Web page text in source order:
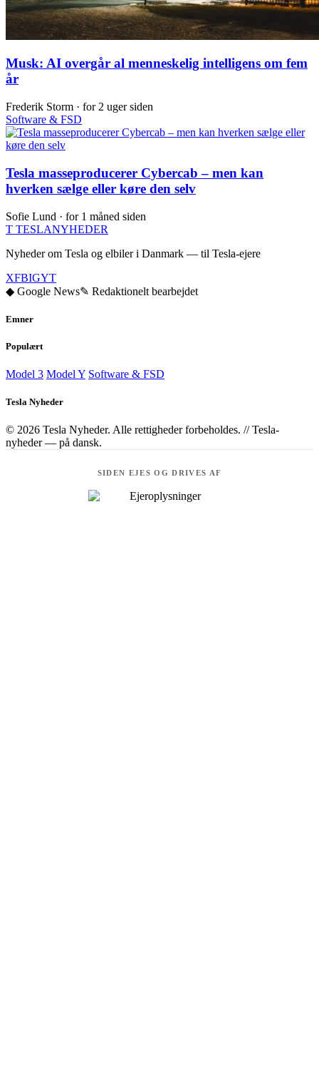
Musk: AI overgår al menneskelig intelligens om fem
år
Frederik Storm · for 2 uger siden
Software & FSD
Tesla masseproducerer Cybercab – men kan
hverken sælge eller køre den selv
Sofie Lund · for 1 måned siden
T TESLANYHEDER
Nyheder om Tesla og elbiler i Danmark — til Tesla-ejere
XFBIGYT
◆ Google News✎ Redaktionelt bearbejdet
Emner
Populært
Model 3 Model Y Software & FSD
Tesla Nyheder
© 2026 Tesla Nyheder. Alle rettigheder forbeholdes. //Tesla-
nyheder — på dansk.
SIDEN EJES OG DRIVES AF